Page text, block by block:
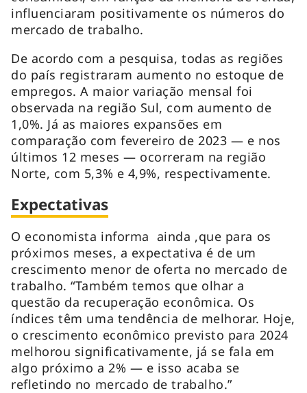
influenciaram positivamente os números do
mercado de trabalho.
De acordo com a pesquisa, todas as regiões
do país registraram aumento no estoque de
empregos. A maior variação mensal foi
observada na região Sul, com aumento de
1,0%. Já as maiores expansões em
comparação com fevereiro de 2023 — e nos
últimos 12 meses — ocorreram na região
Norte, com 5,3% e 4,9%, respectivamente.
Expectativas
O economista informa ainda ,que para os
próximos meses, a expectativa é de um
crescimento menor de oferta no mercado de
trabalho. “Também temos que olhar a
questão da recuperação econômica. Os
índices têm uma tendência de melhorar. Hoje,
o crescimento econômico previsto para 2024
melhorou significativamente, já se fala em
algo próximo a 2% — e isso acaba se
refletindo no mercado de trabalho.”